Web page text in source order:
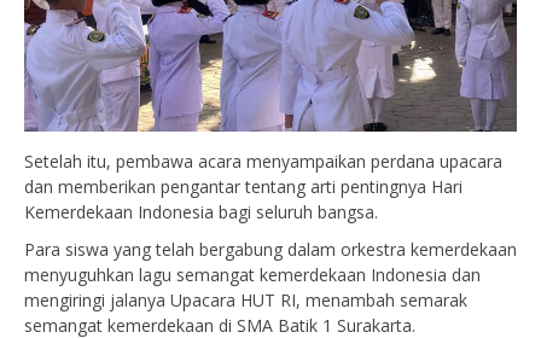
Setelah itu, pembawa acara menyampaikan perdana upacara
dan memberikan pengantar tentang arti pentingnya Hari
Kemerdekaan Indonesia bagi seluruh bangsa.
Para siswa yang telah bergabung dalam orkestra kemerdekaan
menyuguhkan lagu semangat kemerdekaan Indonesia dan
mengiringi jalanya Upacara HUT RI, menambah semarak
semangat kemerdekaan di SMA Batik 1 Surakarta.